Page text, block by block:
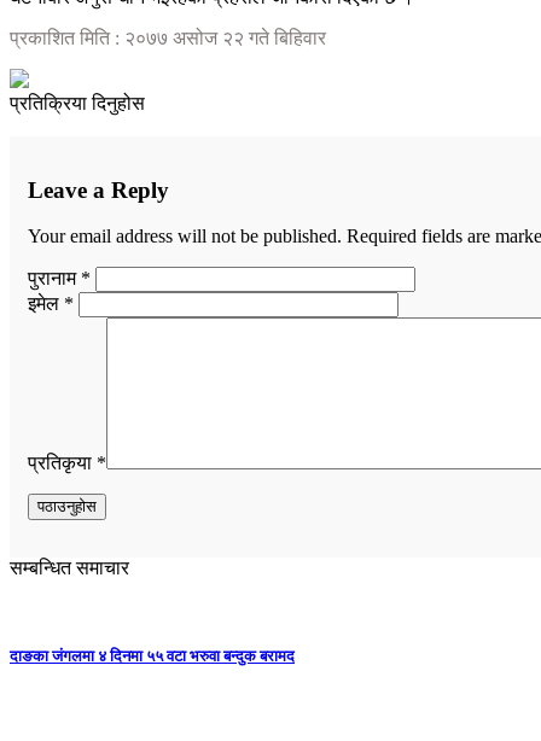
प्रकाशित मिति : २०७७ असोज २२ गते बिहिवार
प्रतिक्रिया दिनुहोस
Leave a Reply
Your email address will not be published. Required fields are
पुरानाम *
इमेल *
प्रतिकृया *
सम्बन्धित समाचार
दाङका जंगलमा ४ दिनमा ५५ वटा भरुवा बन्दुक बरामद